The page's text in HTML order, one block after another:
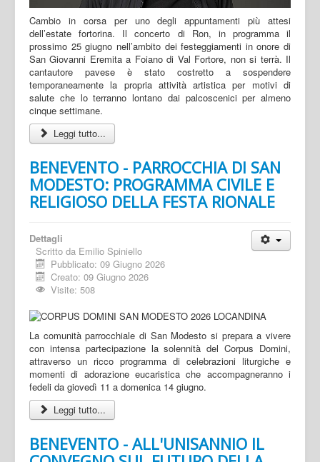
Cambio in corsa per uno degli appuntamenti più attesi
dell’estate fortorina. Il concerto di Ron, in programma il
prossimo 25 giugno nell’ambito dei festeggiamenti in onore di
San Giovanni Eremita a Foiano di Val Fortore, non si terrà. Il
cantautore pavese è stato costretto a sospendere
temporaneamente la propria attività artistica per motivi di
salute che lo terranno lontano dai palcoscenici per almeno
cinque settimane.
Leggi tutto...
BENEVENTO - PARROCCHIA DI SAN
MODESTO: PROGRAMMA CIVILE E
RELIGIOSO DELLA FESTA RIONALE
Dettagli
Scritto da Emilio Spiniello
Pubblicato: 09 Giugno 2026
Creato: 09 Giugno 2026
Visite: 508
La comunità parrocchiale di San Modesto si prepara a vivere
con intensa partecipazione la solennità del Corpus Domini,
attraverso un ricco programma di celebrazioni liturgiche e
momenti di adorazione eucaristica che accompagneranno i
fedeli da giovedì 11 a domenica 14 giugno.
Leggi tutto...
BENEVENTO - ALL'UNISANNIO IL